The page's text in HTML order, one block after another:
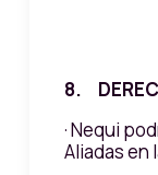
8.
· Nequi
Aliadas en